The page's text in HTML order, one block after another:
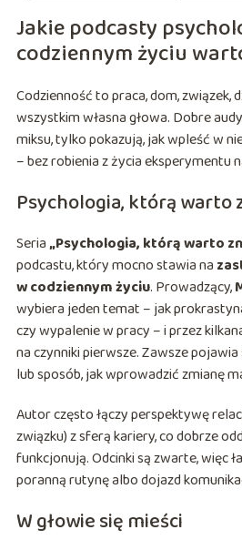
Jakie podcasty
codziennym życiu
Codzienność to praca, dom, związek,
wszystkim własna głowa. Dobre
miksu, tylko pokazują, jak wpleść w
– bez robienia z życia eksperymentu
Psychologia, którą warto
Seria„Psychologia, którą warto
podcastu, który mocno stawia na
w codziennym życiu. Prowadzący,
wybiera jeden temat – jak
czy wypalenie w pracy – i przez
na czynniki pierwsze. Zawsze
lub sposób, jak wprowadzić zmianę
Autor często łączy perspektywę
związku) z sferą kariery, co dobrze
funkcjonują. Odcinki są zwarte, więc
poranną rutynę albo dojazd
W głowie się mieści